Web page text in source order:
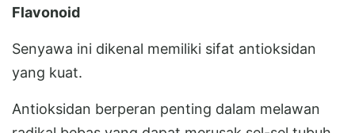
Flavonoid
Senyawa ini dikenal memiliki sifat antioksidan
yang kuat.
Antioksidan berperan penting dalam melawan